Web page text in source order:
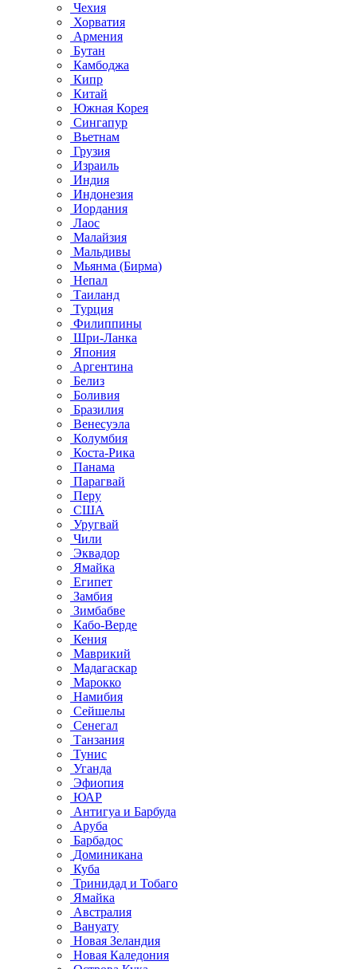
Чехия
Хорватия
Армения
Бутан
Камбоджа
Кипр
Китай
Южная Корея
Сингапур
Вьетнам
Грузия
Израиль
Индия
Индонезия
Иордания
Лаос
Малайзия
Мальдивы
Мьянма (Бирма)
Непал
Таиланд
Турция
Филиппины
Шри-Ланка
Япония
Аргентина
Белиз
Боливия
Бразилия
Венесуэла
Колумбия
Коста-Рика
Панама
Парагвай
Перу
США
Уругвай
Чили
Эквадор
Ямайка
Египет
Замбия
Зимбабве
Кабо-Верде
Кения
Маврикий
Мадагаскар
Марокко
Намибия
Сейшелы
Сенегал
Танзания
Тунис
Уганда
Эфиопия
ЮАР
Антигуа и Барбуда
Аруба
Барбадос
Доминикана
Куба
Тринидад и Тобаго
Ямайка
Австралия
Вануату
Новая Зеландия
Новая Каледония